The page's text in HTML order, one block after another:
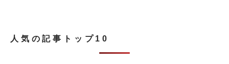
人気の記事トップ10